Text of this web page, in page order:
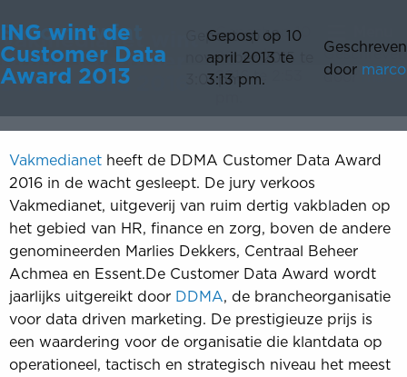
Vakmedianet wint
DDMA Customer
Data Award 2016
Gepost op 10
november
2016 te 2:53
Geschreven
door marco
Vakmedianet heeft de DDMA Customer Data Award
2016 in de wacht gesleept. De jury verkoos
Vakmedianet, uitgeverij van ruim dertig vakbladen op
het gebied van HR, finance en zorg, boven de andere
genomineerden Marlies Dekkers, Centraal Beheer
Achmea en Essent.De Customer Data Award wordt
jaarlijks uitgereikt door DDMA, de brancheorganisatie
voor data driven marketing. De prestigieuze prijs is
een waardering voor de organisatie die klantdata op
operationeel, tactisch en strategisch niveau het meest
Sanoma wint
Customer Data
Award
Gepost op 18
november 2015 te
3:01 pm.
Geschreven
door marco
ING wint de
Customer Data
Award 2013
Gepost op 10
april 2013 te
3:13 pm.
Geschreven
door marco